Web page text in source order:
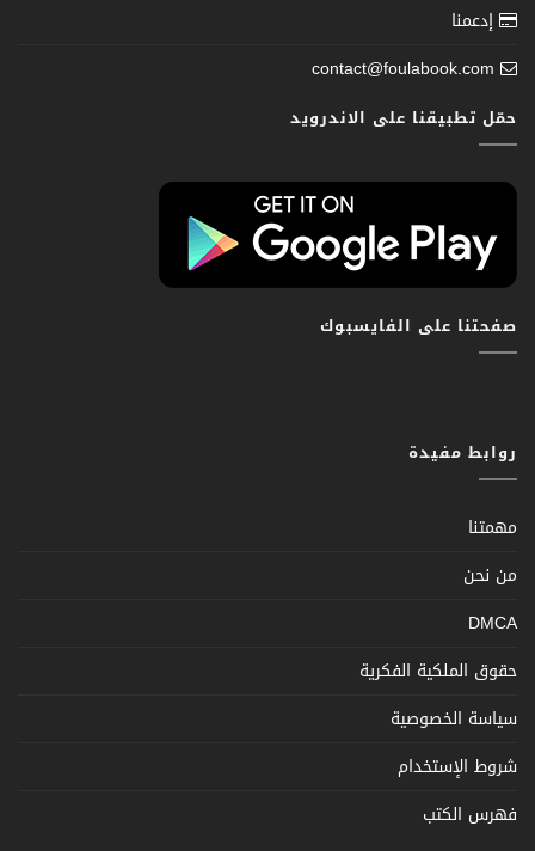
إدعمنا
contact@foulabook.com
حمّل تطبيقنا على الاندرويد
صفحتنا على الفايسبوك
روابط مفيدة
مهمتنا
من نحن
DMCA
حقوق الملكية الفكرية
سياسة الخصوصية
شروط الإستخدام
فهرس الكتب